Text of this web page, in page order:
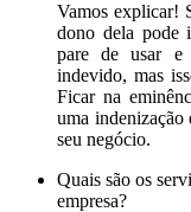
Vamos explicar!
dono dela pode
pare de usar e
indevido, mas
Ficar na
uma
seu negócio.
Quais são os
empresa?